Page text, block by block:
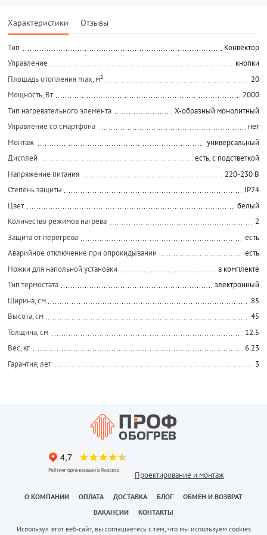
Характеристики Отзывы
Тип
Конвектор
Управление
кнопки
Площадь отопления max, м²
20
Мощность, Вт
2000
Тип нагревательного элемента
Х-образный монолитный
Управление со смартфона
нет
Монтаж
универсальный
Дисплей
есть, с подстветкой
Напряжение питания
220-230 В
Степень защиты
IP24
Цвет
белый
Количество режимов нагрева
2
Защита от перегрева
есть
Аварийное отключение при опрокидывании
есть
Ножки для напольной установки
в комплекте
Тип термостата
электронный
Ширина, см
85
Высота, см
45
Толщина, см
12.5
Вес, кг
6.23
Гарантия, лет
3
Проектирование и монтаж
О КОМПАНИИ ОПЛАТА ДОСТАВКА БЛОГ
ОБМЕН И ВОЗВРАТ
ВАКАНСИИ
КОНТАКТЫ
Используя этот веб-сайт, вы соглашаетесь с тем, что мы используем cookies